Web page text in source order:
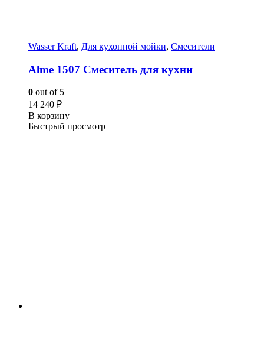
Wasser Kraft, Для кухонной мойки, Смесители
Alme 1507 Смеситель для кухни
0 out of 5
14 240 ₽
В корзину
Быстрый просмотр